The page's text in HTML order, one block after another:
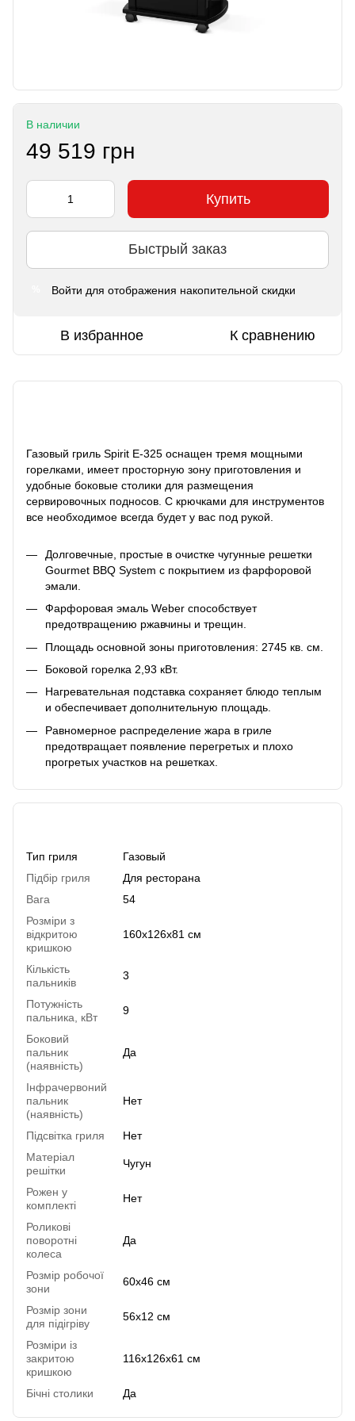
В наличии
49 519 грн
Купить
Быстрый заказ
Войти для отображения накопительной скидки
В избранное К сравнению
Газовый гриль Spirit E-325 оснащен тремя мощными
горелками, имеет просторную зону приготовления и
удобные боковые столики для размещения
сервировочных подносов. С крючками для инструментов
все необходимое всегда будет у вас под рукой.
Долговечные, простые в очистке чугунные решетки
Gourmet BBQ System с покрытием из фарфоровой
эмали.
Фарфоровая эмаль Weber способствует
предотвращению ржавчины и трещин.
Площадь основной зоны приготовления: 2745 кв. см.
Боковой горелка 2,93 кВт.
Нагревательная подставка сохраняет блюдо теплым
и обеспечивает дополнительную площадь.
Равномерное распределение жара в гриле
предотвращает появление перегретых и плохо
прогретых участков на решетках.
Тип гриля
Газовый
Підбір гриля
Для ресторана
Вага
54
Розміри з
відкритою
кришкою
160х126х81 см
Кількість
пальників
3
Потужність
пальника, кВт
9
Боковий
пальник
(наявність)
Да
Інфрачервоний
пальник
(наявність)
Нет
Підсвітка гриля
Нет
Матеріал
решітки
Чугун
Рожен у
комплекті
Нет
Роликові
поворотні
колеса
Да
Розмір робочої
зони
60х46 см
Розмір зони
для підігріву
56х12 см
Розміри із
закритою
кришкою
116х126х61 см
Бічні столики Да